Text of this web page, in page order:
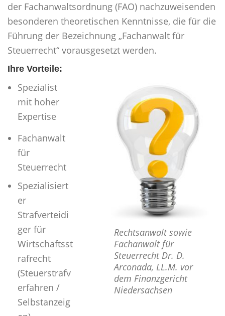
der Fachanwaltsordnung (FAO) nachzuweisenden
besonderen theoretischen Kenntnisse, die für die
Führung der Bezeichnung „Fachanwalt für
Steuerrecht“ vorausgesetzt werden.
Ihre Vorteile:
Rechtsanwalt sowie
Fachanwalt für
Steuerrecht Dr. D.
Arconada, LL.M. vor
dem Finanzgericht
Niedersachsen
Spezialist
mit hoher
Expertise
Fachanwalt
für
Steuerrecht
Spezialisiert
er
Strafverteidi
ger für
Wirtschaftsst
rafrecht
(Steuerstrafv
erfahren /
Selbstanzeig